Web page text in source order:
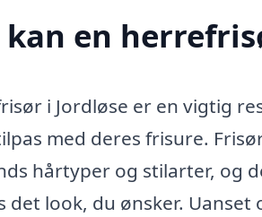
kan en
i Jordløse er en vigtig
med deres frisure.
hårtyper og stilarter, og
det look, du ønsker.